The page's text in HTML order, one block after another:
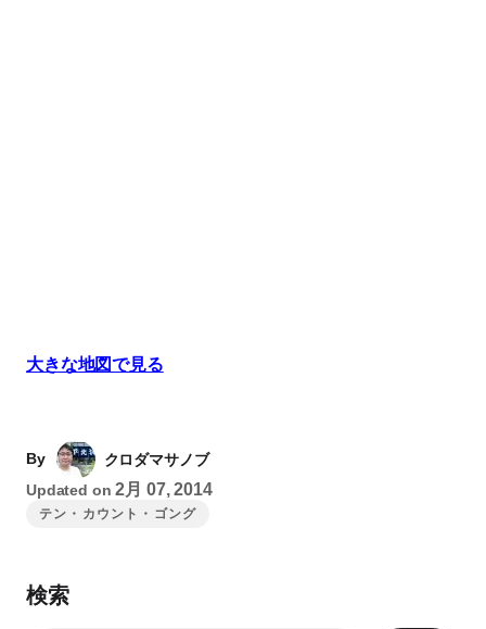
大きな地図で見る
By
クロダマサノブ
Updated on 2月 07, 2014
テン・カウント・ゴング
検索